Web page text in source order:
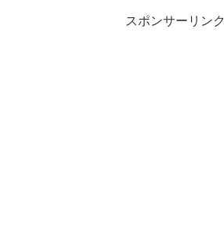
スポンサーリンク